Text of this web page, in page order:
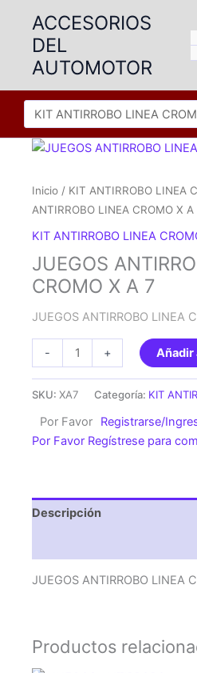
contenido
ACCESORIOS
DEL
AUTOMOTOR
Inicio / KIT ANTIRROBO LINEA
ANTIRROBO LINEA CROMO X A
KIT ANTIRROBO LINEA
JUEGOS
CROMO X A 7
JUEGOS ANTIRROBO LINEA
-
JUEGOS
ANTIRROBO
A
+ Añadir
SKU: XA7 Categoría: KIT
Por Favor Registrarse/
Por Favor Regístrese para
Descripción
JUEGOS ANTIRROBO LINEA
Productos